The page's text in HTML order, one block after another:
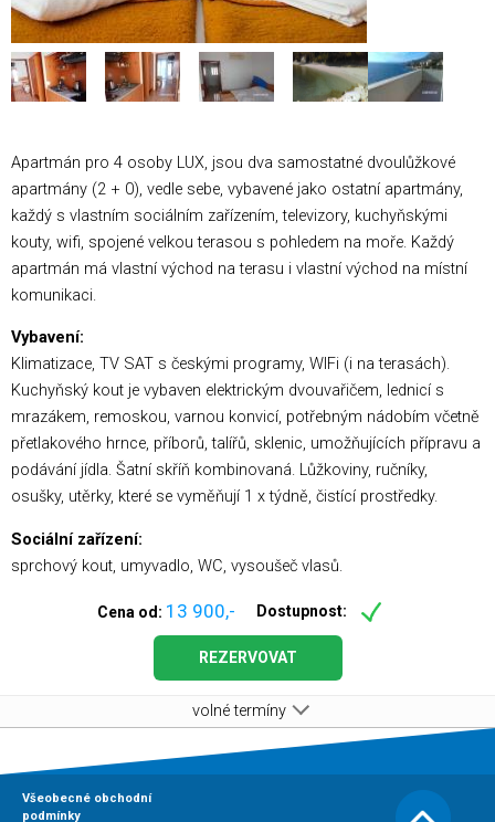
Apartmán pro 4 osoby LUX, jsou dva samostatné dvoulůžkové
apartmány (2 + 0), vedle sebe, vybavené jako ostatní apartmány,
každý s vlastním sociálním zařízením, televizory, kuchyňskými
kouty, wifi, spojené velkou terasou s pohledem na moře. Každý
apartmán má vlastní východ na terasu i vlastní východ na místní
komunikaci.
Vybavení:
Klimatizace, TV SAT s českými programy, WIFi (i na terasách).
Kuchyňský kout je vybaven elektrickým dvouvařičem, lednicí s
mrazákem, remoskou, varnou konvicí, potřebným nádobím včetně
přetlakového hrnce, příborů, talířů, sklenic, umožňujících přípravu a
podávání jídla. Šatní skříň kombinovaná. Lůžkoviny, ručníky,
osušky, utěrky, které se vyměňují 1 x týdně, čistící prostředky.
Sociální zařízení:
sprchový kout, umyvadlo, WC, vysoušeč vlasů.
Cena od: 13 900,- Dostupnost:
REZERVOVAT
volné termíny
Všeobecné obchodní
podmínky